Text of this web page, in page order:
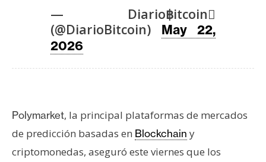
R
e
— Diario฿itcoin
(@DiarioBitcoin) May 22,
2026
Polymarket, la principal plataformas de mercados
de predicción basadas en Blockchain y
criptomonedas, aseguró este viernes que los